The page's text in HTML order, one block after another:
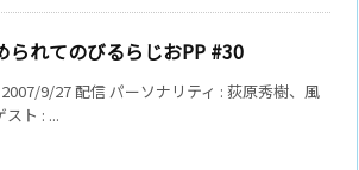
られてのびるらじおPP #30
9/27 配信 パーソナリティ : 荻原秀樹、風
スト : ...